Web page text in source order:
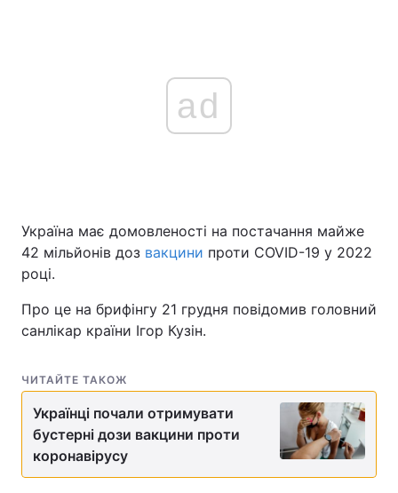
ad
Україна має домовленості на постачання майже
42 мільйонів доз вакцини проти COVID-19 у 2022
році.
Про це на брифінгу 21 грудня повідомив головний
санлікар країни Ігор Кузін.
ЧИТАЙТЕ ТАКОЖ
Українці почали отримувати
бустерні дози вакцини проти
коронавірусу